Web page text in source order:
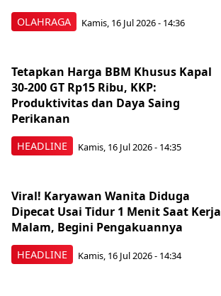
OLAHRAGA Kamis, 16 Jul 2026 - 14:36
HEADLINE
Tetapkan Harga BBM Khusus Kapal
30-200 GT Rp15 Ribu, KKP:
Produktivitas dan Daya Saing
Perikanan
Kamis, 16 Jul 2026 - 14:35
HEADLINE
Viral! Karyawan Wanita Diduga
Dipecat Usai Tidur 1 Menit Saat Kerja
Malam, Begini Pengakuannya
Kamis, 16 Jul 2026 - 14:34